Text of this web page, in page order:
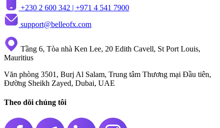
+230 2 600 342 | +971 4 541 7900
support@belleofx.com
Tầng 6, Tòa nhà Ken Lee, 20 Edith Cavell, St Port Louis,
Mauritius
Văn phòng 3501, Burj Al Salam, Trung tâm Thương mại Đầu tiên,
Đường Sheikh Zayed, Dubai, UAE
Theo dõi chúng tôi